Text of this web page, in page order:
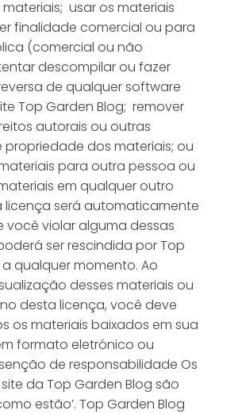
usar os materiais
finalidade comercial ou para
(comercial ou não
descompilar ou fazer
de qualquer software
Top Garden Blog; remover
autorais ou outras
dos materiais; ou
para outra pessoa ou
materiais em qualquer outro
licença será automaticamente
você violar alguma dessas
ser rescindida por Top
qualquer momento. Ao
desses materiais ou
desta licença, você deve
os materiais baixados em sua
formato eletrónico ou
de responsabilidade Os
da Top Garden Blog são
estão’. Top Garden Blog